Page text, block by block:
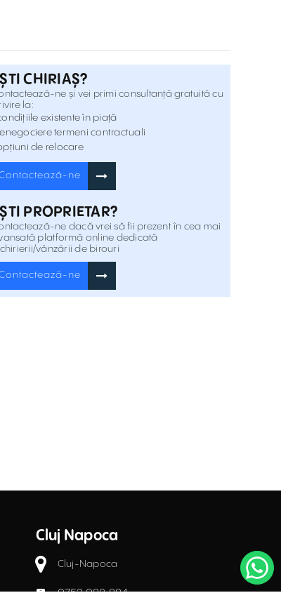
CHIRIAȘ?
ne și vei primi consultanță gratuită cu
la:
existente în piață
termeni contractuali
de relocare
ne
PROPRIETAR?
ne dacă vrei să fii prezent în cea mai
platformă online dedicată
vânzării de birouri
ne
Cluj Napoca
Cluj-Napoca
0752.088.884